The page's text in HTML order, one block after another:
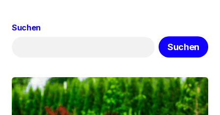
Suchen
Suchen